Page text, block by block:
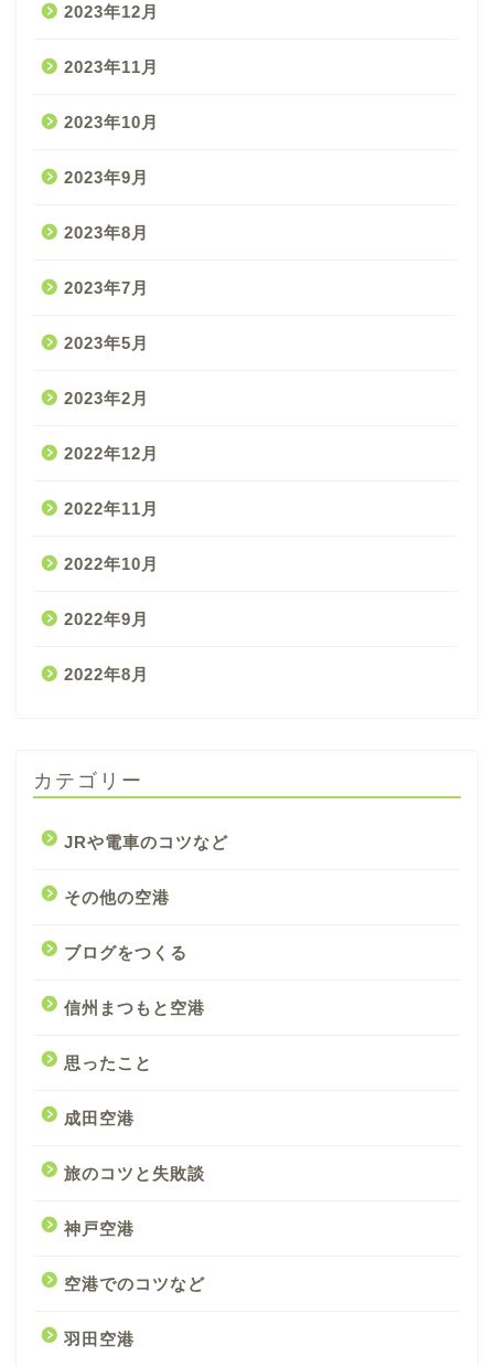
2023年12月
2023年11月
2023年10月
2023年9月
2023年8月
2023年7月
2023年5月
2023年2月
2022年12月
2022年11月
2022年10月
2022年9月
2022年8月
カテゴリー
JRや電車のコツなど
その他の空港
ブログをつくる
信州まつもと空港
思ったこと
成田空港
旅のコツと失敗談
神戸空港
空港でのコツなど
羽田空港